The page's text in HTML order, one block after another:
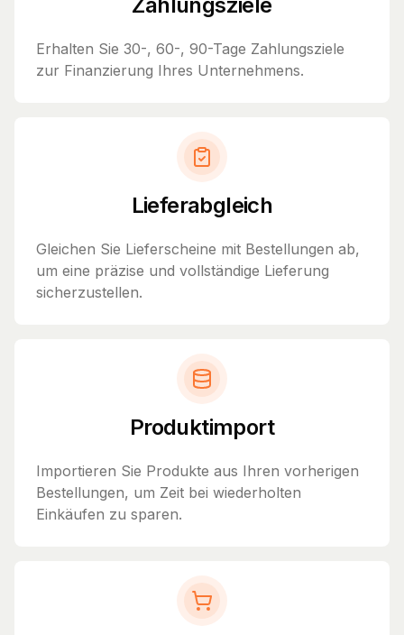
Erhalten Sie 30-, 60-, 90-Tage Zahlungsziele
zur Finanzierung Ihres Unternehmens.
Lieferabgleich
Gleichen Sie Lieferscheine mit Bestellungen ab,
um eine präzise und vollständige Lieferung
sicherzustellen.
Produktimport
Importieren Sie Produkte aus Ihren vorherigen
Bestellungen, um Zeit bei wiederholten
Einkäufen zu sparen.